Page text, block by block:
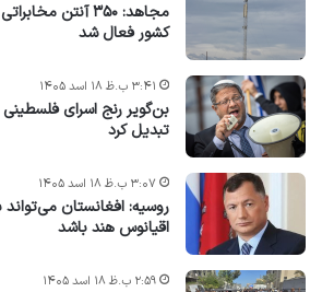
مجاهد: ۳۵۰ آنتن
کشور فعال شد
بن‌گویر رنج اسرای
تبدیل کرد
۳:۴۱ ب.ظ ۱۸ اسد ۱۴۰۵
روسیه: افغانستان
اقیانوس هند باشد
۳:۰۷ ب.ظ ۱۸ اسد ۱۴۰۵
۲:۵۹ ب.ظ ۱۸ اسد ۱۴۰۵